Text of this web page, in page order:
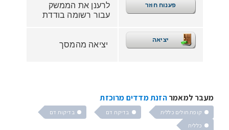
פענוח חוזר
לרענן את הממשק
עבור רשומה בודדת
יציאה יציאה מהמסך
מעבר למאמרהזנת מדדים מרוכזת
קופת חולים כללית בדיקת דם
בדיקות דם
כללית